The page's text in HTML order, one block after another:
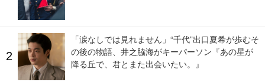
「涙なしでは見れません」“千代”出口夏希が歩むそ
の後の物語、井之脇海がキーパーソン『あの星が
降る丘で、君とまた出会いたい。』